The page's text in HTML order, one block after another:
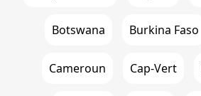
Botswana Burkina Faso
Cameroun Cap-Vert